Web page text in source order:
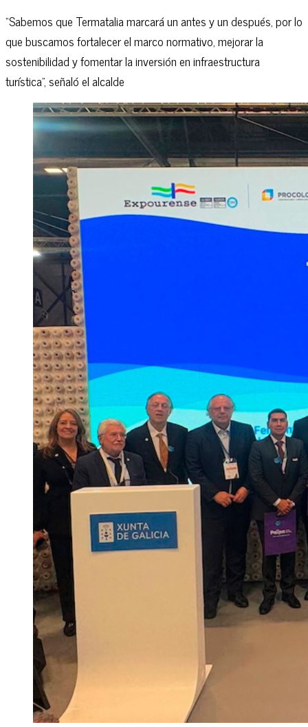
“Sabemos que Termatalia marcará un antes y un después, por lo
que buscamos fortalecer el marco normativo, mejorar la
sostenibilidad y fomentar la inversión en infraestructura
turística”, señaló el alcalde